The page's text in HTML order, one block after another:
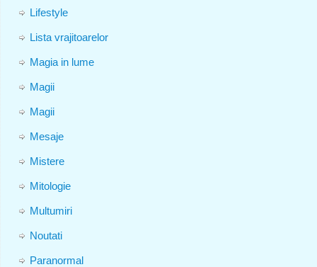
Lifestyle
Lista vrajitoarelor
Magia in lume
Magii
Magii
Mesaje
Mistere
Mitologie
Multumiri
Noutati
Paranormal